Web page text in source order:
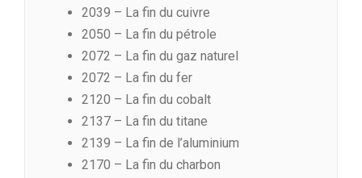
2039 – La fin du cuivre
2050 – La fin du pétrole
2072 – La fin du gaz naturel
2072 – La fin du fer
2120 – La fin du cobalt
2137 – La fin du titane
2139 – La fin de l’aluminium
2170 – La fin du charbon